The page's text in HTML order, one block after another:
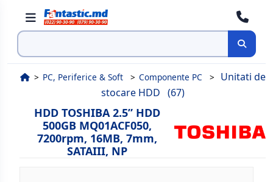
Cauta
PC, Periferice & Soft Componente PC
Unitati de
stocare HDD (67)
HDD TOSHIBA 2.5” HDD
500GB MQ01ACF050,
7200rpm, 16MB, 7mm,
SATAIII, NP